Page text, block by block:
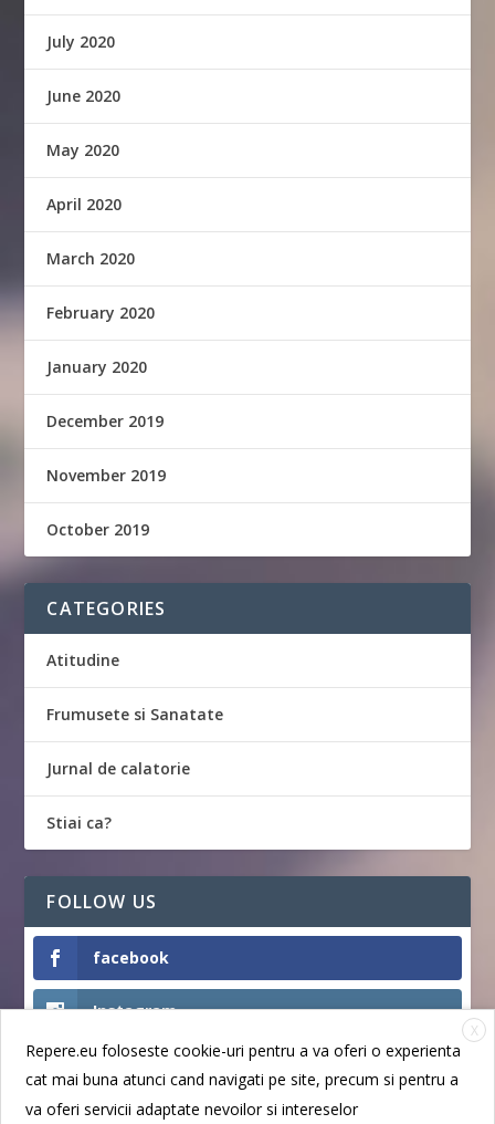
July 2020
June 2020
May 2020
April 2020
March 2020
February 2020
January 2020
December 2019
November 2019
October 2019
CATEGORIES
Atitudine
Frumusete si Sanatate
Jurnal de calatorie
Stiai ca?
FOLLOW US
facebook
Instagram
Like
X
Repere.eu foloseste cookie-uri pentru a va oferi o experienta
cat mai buna atunci cand navigati pe site, precum si pentru a
va oferi servicii adaptate nevoilor si intereselor